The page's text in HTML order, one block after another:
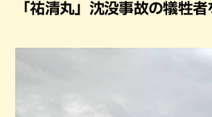
「祐清丸」沈没事故の犠牲